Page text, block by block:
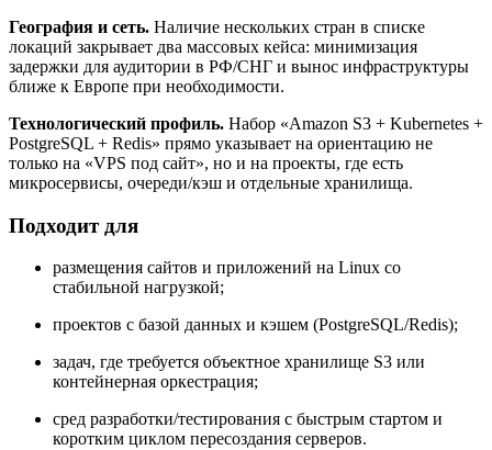
География и сеть. Наличие нескольких стран в списке
локаций закрывает два массовых кейса: минимизация
задержки для аудитории в РФ/СНГ и вынос инфраструктуры
ближе к Европе при необходимости.
Технологический профиль. Набор «Amazon S3 + Kubernetes +
PostgreSQL + Redis» прямо указывает на ориентацию не
только на «VPS под сайт», но и на проекты, где есть
микросервисы, очереди/кэш и отдельные хранилища.
Подходит для
размещения сайтов и приложений на Linux со
стабильной нагрузкой;
проектов с базой данных и кэшем (PostgreSQL/Redis);
задач, где требуется объектное хранилище S3 или
контейнерная оркестрация;
сред разработки/тестирования с быстрым стартом и
коротким циклом пересоздания серверов.